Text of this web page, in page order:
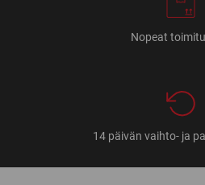
Nopeat
14 päivän vaihto- ja